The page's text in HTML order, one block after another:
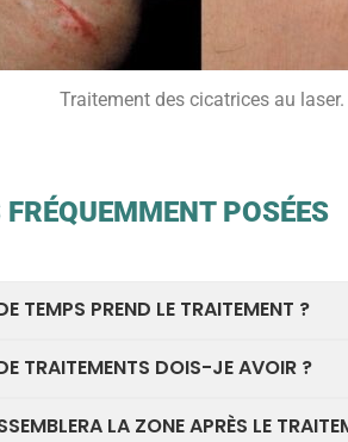
Traitement des cicatrices au laser.
POSÉES
TEMPS PREND LE TRAITEMENT ?
TRAITEMENTS DOIS-JE AVOIR ?
LA ZONE APRÈS LE